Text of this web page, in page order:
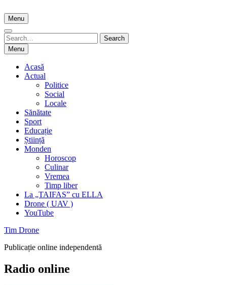
to
content
Menu
Search
for:
Search
Menu
Acasă
Actual
Politice
Social
Locale
Sănătate
Sport
Educație
Știință
Monden
Horoscop
Culinar
Vremea
Timp liber
La „TAIFAS” cu ELLA
Drone ( UAV )
YouTube
Tim Drone
Publicație online independentă
Radio online